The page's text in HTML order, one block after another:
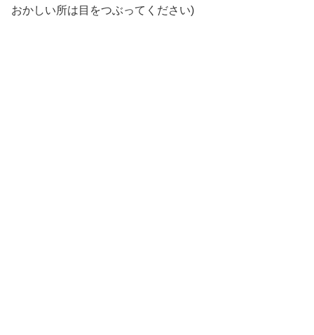
おかしい所は目をつぶってください)